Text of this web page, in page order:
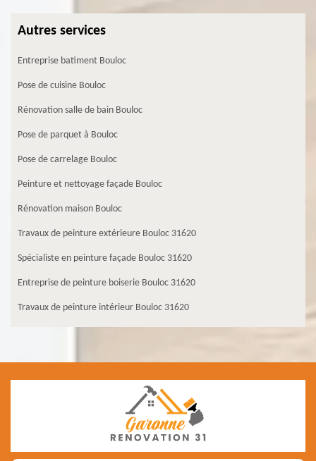
Autres services
Entreprise batiment Bouloc
Pose de cuisine Bouloc
Rénovation salle de bain Bouloc
Pose de parquet à Bouloc
Pose de carrelage Bouloc
Peinture et nettoyage façade Bouloc
Rénovation maison Bouloc
Travaux de peinture extérieure Bouloc 31620
Spécialiste en peinture façade Bouloc 31620
Entreprise de peinture boiserie Bouloc 31620
Travaux de peinture intérieur Bouloc 31620